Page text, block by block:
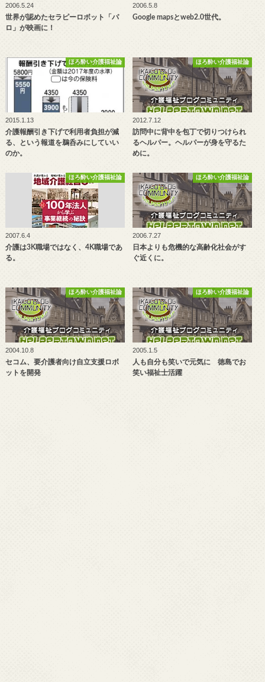
2006.5.24
世界が認めたセラピーロボット「パ
ロ」が映画に！
2006.5.8
Google mapsとweb2.0世代。
ほろ酔い介護福祉論
2015.1.13
介護報酬引き下げで利用者負担が減
る、という報道を鵜呑みにしていい
のか。
ほろ酔い介護福祉論
2012.7.12
訪問中に背中を包丁で切りつけられ
るヘルパー。ヘルパーが身を守るた
めに。
ほろ酔い介護福祉論
2007.6.4
介護は3K職場ではなく、4K職場であ
る。
ほろ酔い介護福祉論
2006.7.27
日本よりも危機的な高齢化社会がす
ぐ近くに。
ほろ酔い介護福祉論
2004.10.8
セコム、要介護者向け自立支援ロボ
ットを開発
ほろ酔い介護福祉論
2005.1.5
人も自分も笑いで元気に 徳島でお
笑い福祉士活躍